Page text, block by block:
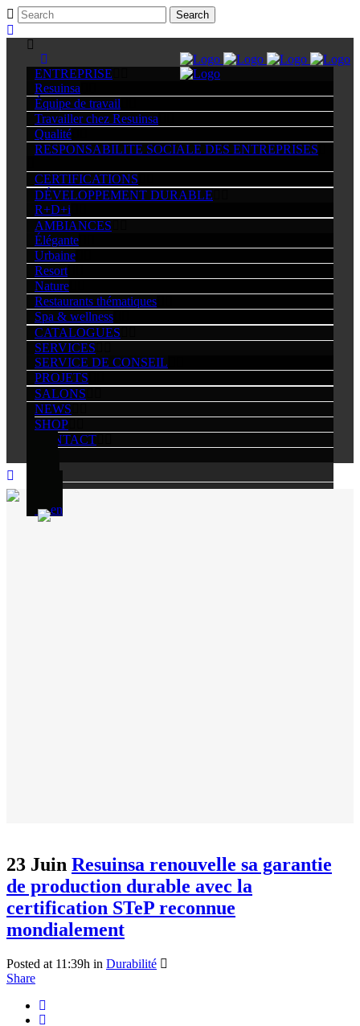
ENTREPRISE
Resuinsa
Équipe de travail
Travailler chez Resuinsa
Qualité
RESPONSABILITE SOCIALE DES ENTREPRISES
CERTIFICATIONS
DÉVELOPPEMENT DURABLE
R+D+i
AMBIANCES
Élégante
Urbaine
Resort
Nature
Restaurants thématiques
Spa & wellness
CATALOGUES
SERVICES
SERVICE DE CONSEIL
PROJETS
SALONS
NEWS
SHOP
CONTACT
23 Juin Resuinsa renouvelle sa garantie
de production durable avec la
certification STeP reconnue
mondialement
Posted at 11:39h in Durabilité
Share